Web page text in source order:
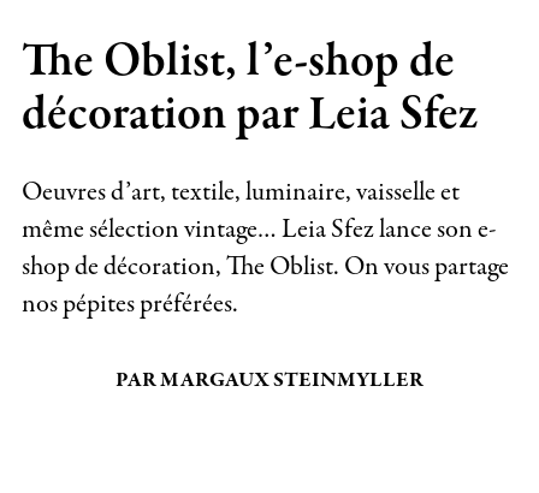
The Oblist, l’e-shop de
décoration par Leia Sfez
Oeuvres d’art, textile, luminaire, vaisselle et
même sélection vintage… Leia Sfez lance son e-
shop de décoration, The Oblist. On vous partage
nos pépites préférées.
PAR MARGAUX STEINMYLLER